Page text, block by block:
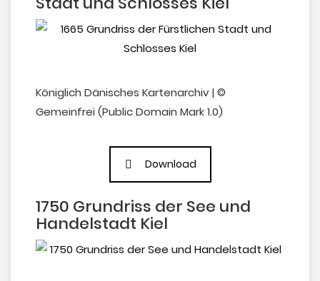
Königlich Dänisches Kartenarchiv | ©
Gemeinfrei (Public Domain Mark 1.0)
Download
1750 Grundriss der See und
Handelstadt Kiel